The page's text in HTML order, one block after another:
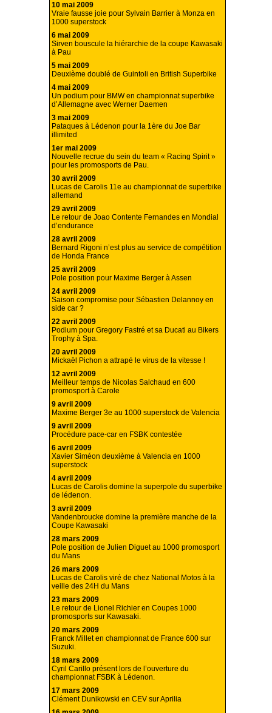
10 mai 2009
Vraie fausse joie pour Sylvain Barrier à Monza en
1000 superstock
6 mai 2009
Sirven bouscule la hiérarchie de la coupe Kawasaki
à Pau
5 mai 2009
Deuxième doublé de Guintoli en British Superbike
4 mai 2009
Un podium pour BMW en championnat superbike
d’Allemagne avec Werner Daemen
3 mai 2009
Pataques à Lédenon pour la 1ère du Joe Bar
illimited
1er mai 2009
Nouvelle recrue du sein du team « Racing Spirit »
pour les promosports de Pau.
30 avril 2009
Lucas de Carolis 11e au championnat de superbike
allemand
29 avril 2009
Le retour de Joao Contente Fernandes en Mondial
d’endurance
28 avril 2009
Bernard Rigoni n’est plus au service de compétition
de Honda France
25 avril 2009
Pole position pour Maxime Berger à Assen
24 avril 2009
Saison compromise pour Sébastien Delannoy en
side car ?
22 avril 2009
Podium pour Gregory Fastré et sa Ducati au Bikers
Trophy à Spa.
20 avril 2009
Mickaël Pichon a attrapé le virus de la vitesse !
12 avril 2009
Meilleur temps de Nicolas Salchaud en 600
promosport à Carole
9 avril 2009
Maxime Berger 3e au 1000 superstock de Valencia
9 avril 2009
Procédure pace-car en FSBK contestée
6 avril 2009
Xavier Siméon deuxième à Valencia en 1000
superstock
4 avril 2009
Lucas de Carolis domine la superpole du superbike
de lédenon.
3 avril 2009
Vandenbroucke domine la première manche de la
Coupe Kawasaki
28 mars 2009
Pole position de Julien Diguet au 1000 promosport
du Mans
26 mars 2009
Lucas de Carolis viré de chez National Motos à la
veille des 24H du Mans
23 mars 2009
Le retour de Lionel Richier en Coupes 1000
promosports sur Kawasaki.
20 mars 2009
Franck Millet en championnat de France 600 sur
Suzuki.
18 mars 2009
Cyril Carillo présent lors de l’ouverture du
championnat FSBK à Lédenon.
17 mars 2009
Clément Dunikowski en CEV sur Aprilia